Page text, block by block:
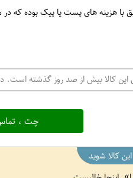
با هزینه های پست یا پیک بوده که
این کالا بیش از صد روز گذشته است.
چت ،
کالا شوید